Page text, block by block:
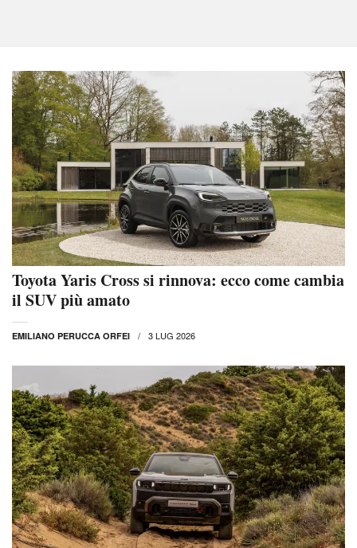
Toyota Yaris Cross si rinnova: ecco come cambia
il SUV più amato
EMILIANO PERUCCA ORFEI 3 LUG 2026